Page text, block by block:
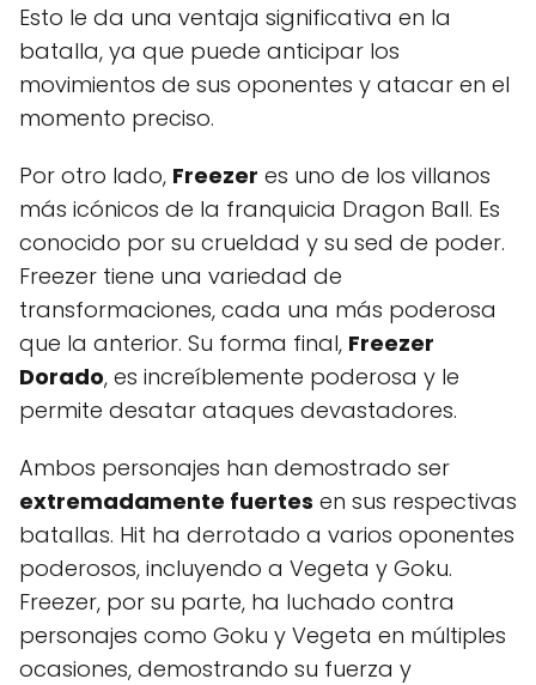
Esto le da una ventaja significativa en la
batalla, ya que puede anticipar los
movimientos de sus oponentes y atacar en el
momento preciso.
Por otro lado, Freezer es uno de los villanos
más icónicos de la franquicia Dragon Ball. Es
conocido por su crueldad y su sed de poder.
Freezer tiene una variedad de
transformaciones, cada una más poderosa
que la anterior. Su forma final, Freezer
Dorado, es increíblemente poderosa y le
permite desatar ataques devastadores.
Ambos personajes han demostrado ser
extremadamente fuertes en sus respectivas
batallas. Hit ha derrotado a varios oponentes
poderosos, incluyendo a Vegeta y Goku.
Freezer, por su parte, ha luchado contra
personajes como Goku y Vegeta en múltiples
ocasiones, demostrando su fuerza y